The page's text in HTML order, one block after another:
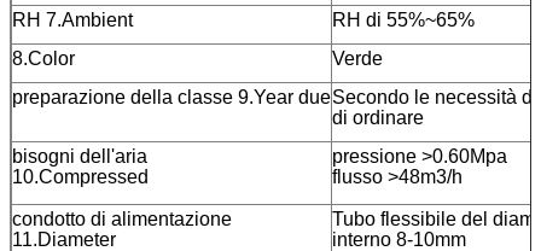
RH 7.Ambient
RH di 55%~65%
8.Color
Verde
preparazione della classe 9.Year dueSecondo le necessità
di ordinare
bisogni dell'aria
10.Compressed
pressione >0.60Mpa
flusso >48m3/h
condotto di alimentazione
11.Diameter
Tubo flessibile del
interno 8-10mm